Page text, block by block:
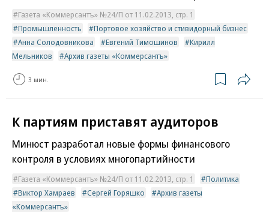
Газета «Коммерсантъ» №24/П от 11.02.2013, стр. 1
Промышленность
Портовое хозяйство и стивидорный бизнес
Анна Солодовникова
Евгений Тимошинов
Кирилл
Мельников
Архив газеты «Коммерсантъ»
3 мин.
К партиям приставят аудиторов
Минюст разработал новые формы финансового
контроля в условиях многопартийности
Газета «Коммерсантъ» №24/П от 11.02.2013, стр. 1
Политика
Виктор Хамраев
Сергей Горяшко
Архив газеты
«Коммерсантъ»